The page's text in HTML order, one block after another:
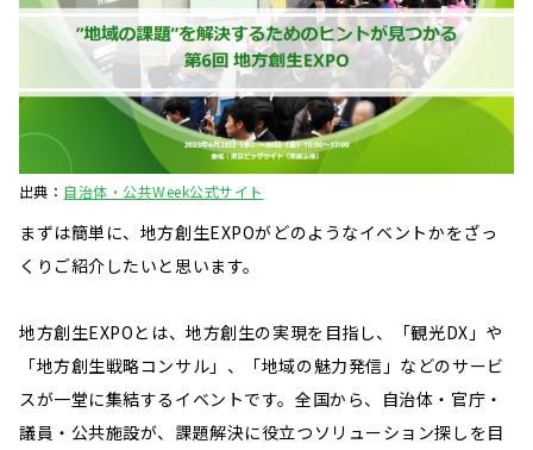
出典： 自治体・公共Week公式サイト
まずは簡単に、地方創生EXPOがどのようなイベントかをざっ
くりご紹介したいと思います。
地方創生EXPOとは、地方創生の実現を目指し、「観光DX」や
「地方創生戦略コンサル」、「地域の魅力発信」などのサービ
スが一堂に集結するイベントです。全国から、自治体・官庁・
議員・公共施設が、課題解決に役立つソリューション探しを目